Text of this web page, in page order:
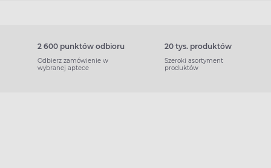
2 600 punktów odbioru
Odbierz zamówienie w
wybranej aptece
20 tys. produktów
Szeroki asortyment
produktów